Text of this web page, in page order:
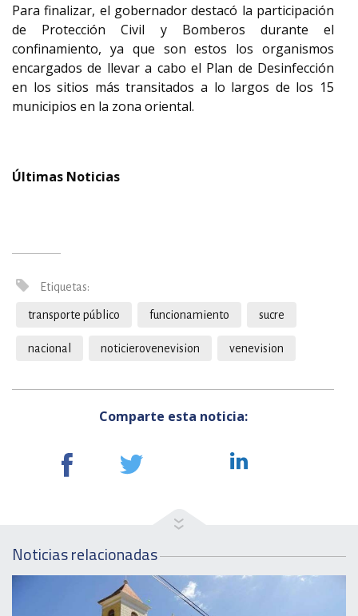
Para finalizar, el gobernador destacó la participación
de Protección Civil y Bomberos durante el
confinamiento, ya que son estos los organismos
encargados de llevar a cabo el Plan de Desinfección
en los sitios más transitados a lo largos de los 15
municipios en la zona oriental.
Últimas Noticias
Etiquetas:
transporte público funcionamiento sucre
nacional noticierovenevision venevision
Comparte esta noticia:
Noticias relacionadas